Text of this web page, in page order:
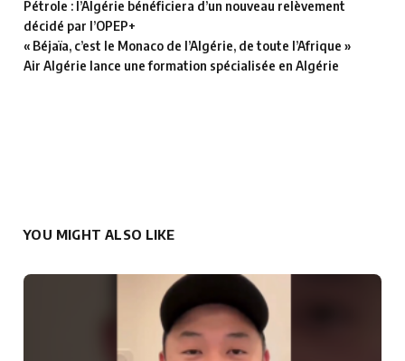
Pétrole : l’Algérie bénéficiera d’un nouveau relèvement
décidé par l’OPEP+
« Béjaïa, c’est le Monaco de l’Algérie, de toute l’Afrique »
Air Algérie lance une formation spécialisée en Algérie
YOU MIGHT ALSO LIKE